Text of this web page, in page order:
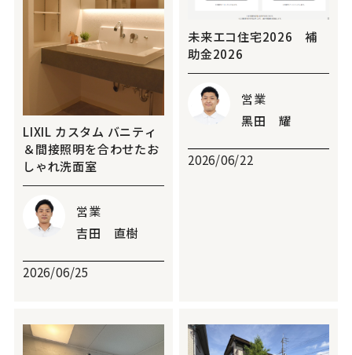
LIXIL カスタム バニティ
＆間接照明を合わせたお
しゃれ洗面室
営業
吉田 直樹
2026/06/25
未来エコ住宅2026 補
助金2026
営業
黑田 耀
2026/06/22